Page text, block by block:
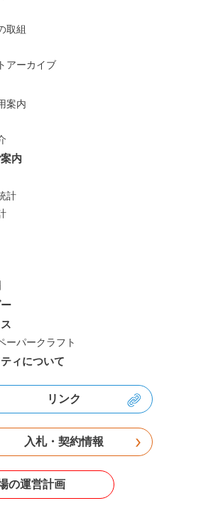
取組
アーカイブ
案内
内
計
ーパークラフト
ィについて
リンク
入札・契約情報
の運営計画